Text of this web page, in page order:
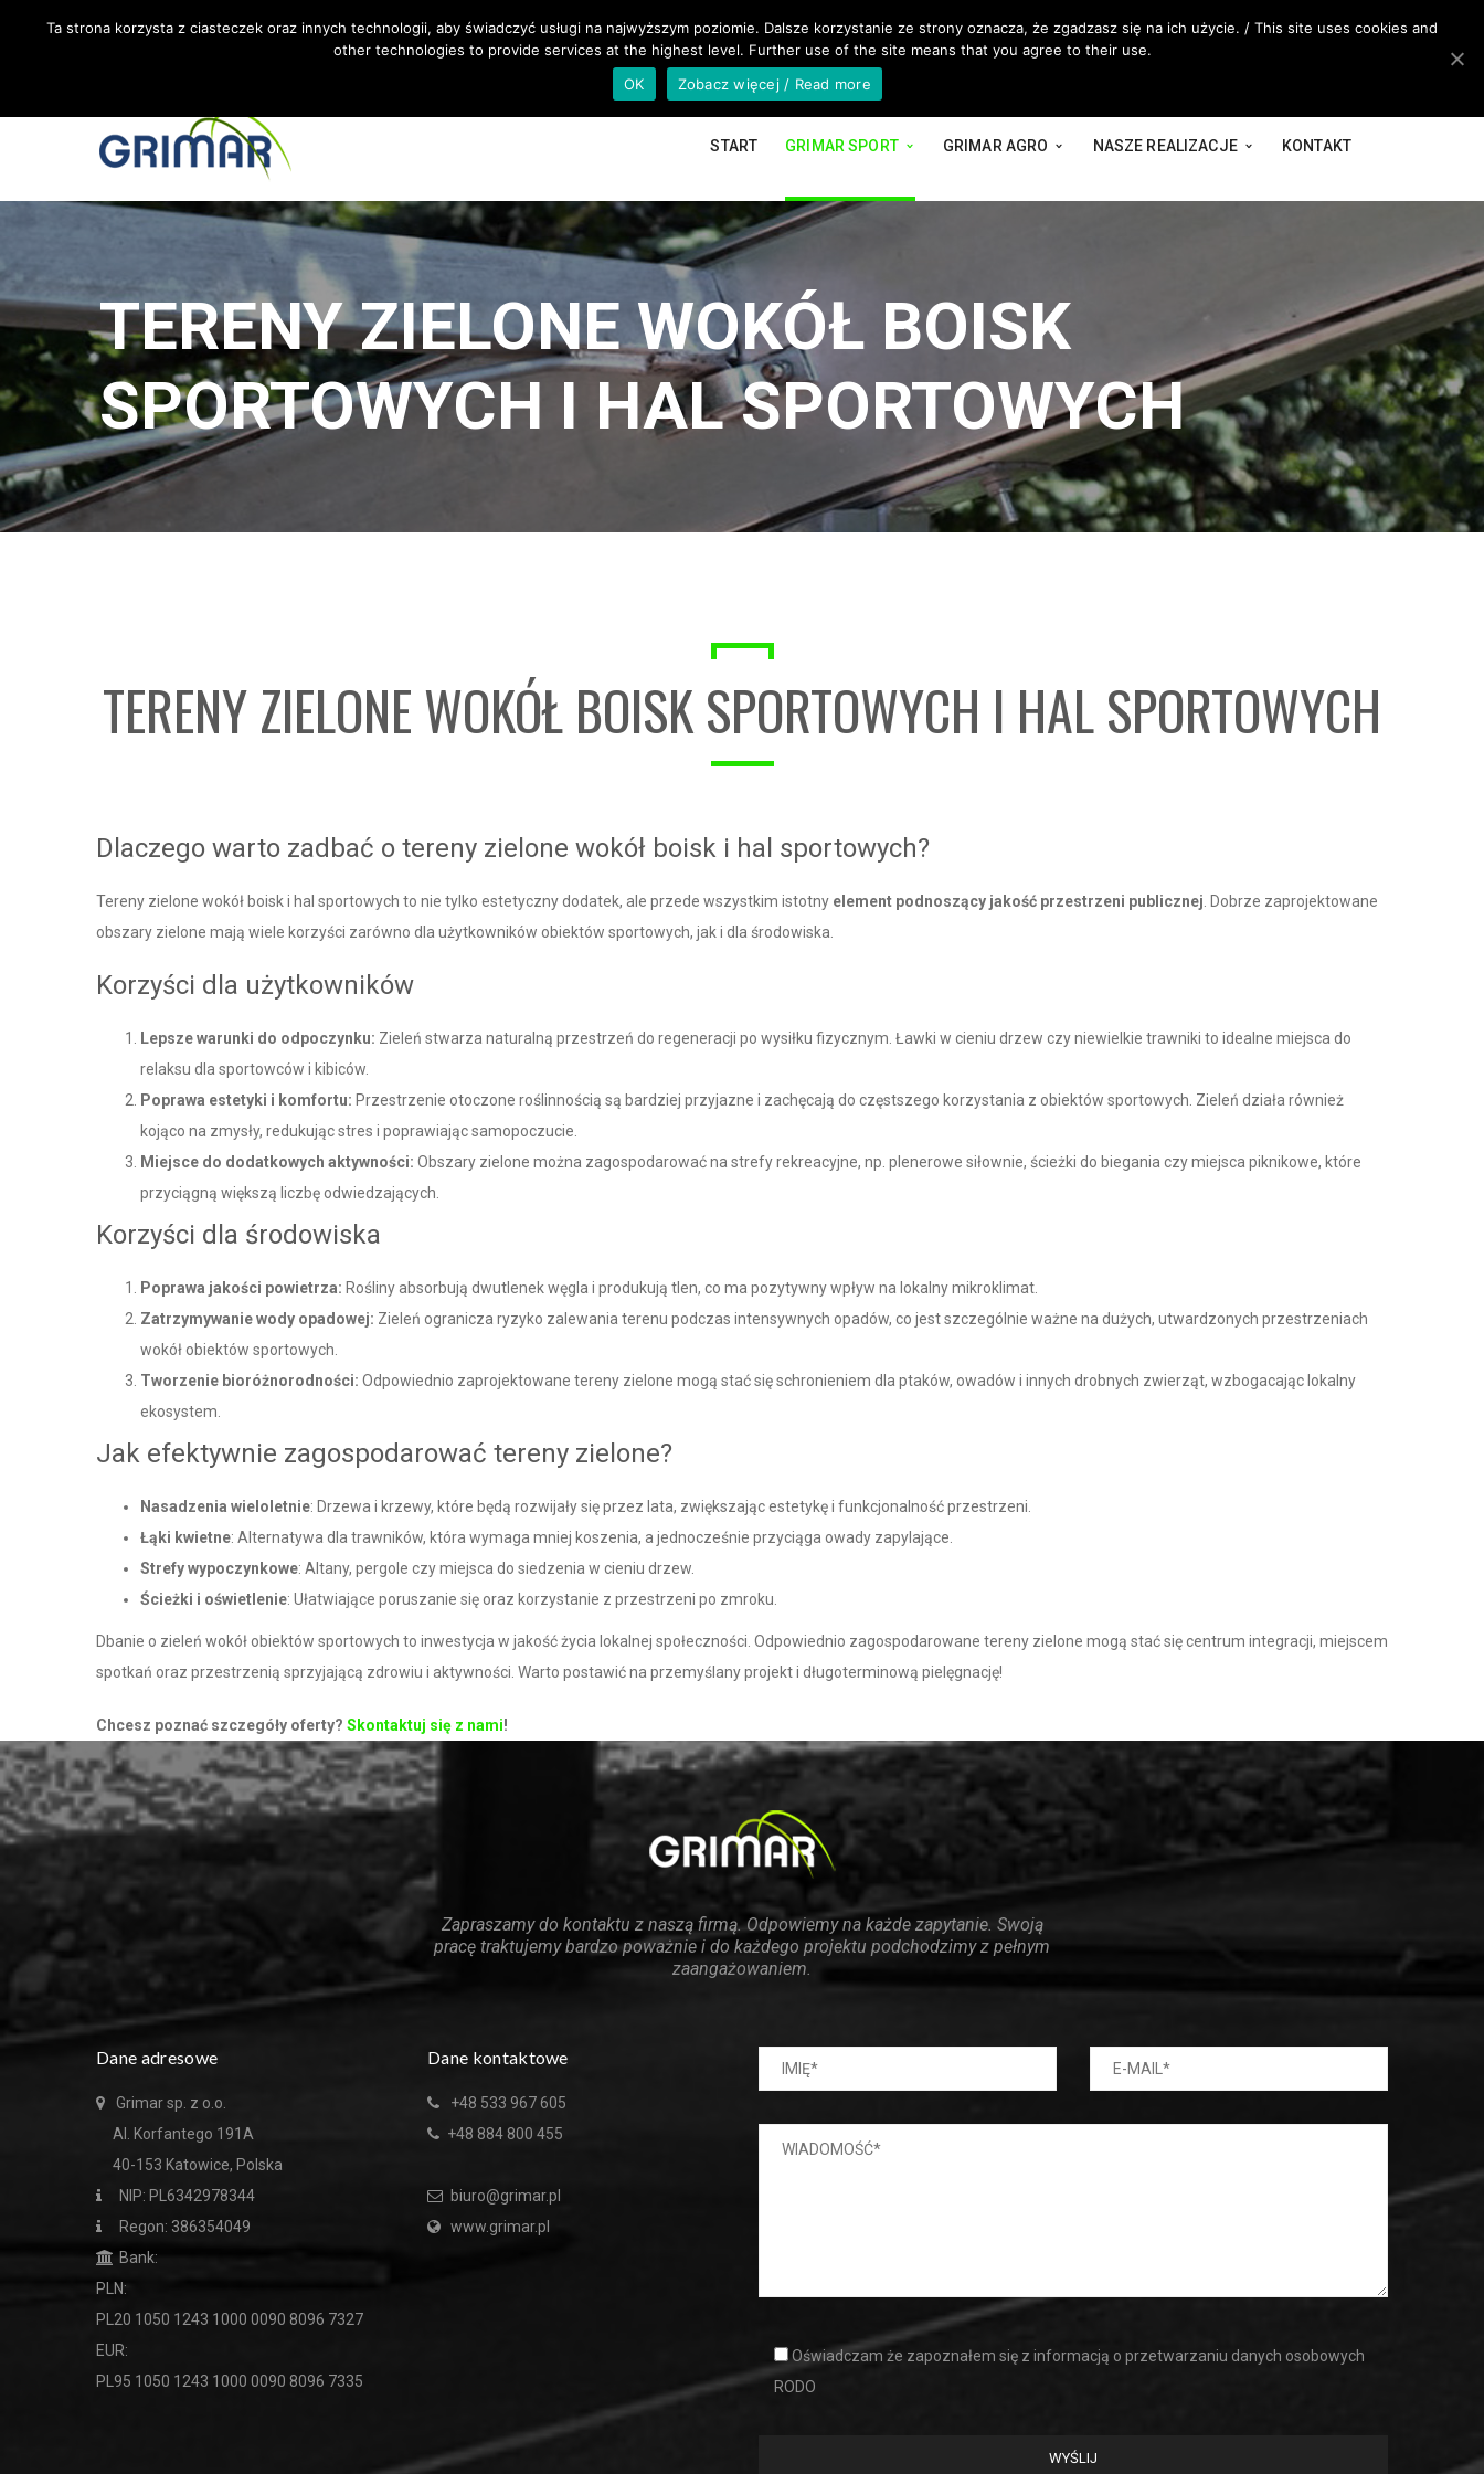
ZADZWOŃ +48 533 967 605 BIURO@GRIMAR.PL
START GRIMAR SPORT GRIMAR AGRO NASZE REALIZACJE KONTAKT
TERENY ZIELONE WOKÓŁ BOISK
SPORTOWYCH I HAL SPORTOWYCH
TERENY ZIELONE WOKÓŁ BOISK SPORTOWYCH I HAL SPORTOWYCH
Dlaczego warto zadbać o tereny zielone wokół boisk i hal sportowych?
Tereny zielone wokół boisk i hal sportowych to nie tylko estetyczny dodatek, ale przede wszystkim istotny element podnoszący jakość przestrzeni publicznej . Dobrze zaprojektowane
obszary zielone mają wiele korzyści zarówno dla użytkowników obiektów sportowych, jak i dla środowiska.
Korzyści dla użytkowników
Lepsze warunki do odpoczynku: Zieleń stwarza naturalną przestrzeń do regeneracji po wysiłku fizycznym. Ławki w cieniu drzew czy niewielkie trawniki to idealne miejsca do
relaksu dla sportowców i kibiców.
Poprawa estetyki i komfortu: Przestrzenie otoczone roślinnością są bardziej przyjazne i zachęcają do częstszego korzystania z obiektów sportowych. Zieleń działa również
kojąco na zmysły, redukując stres i poprawiając samopoczucie.
Miejsce do dodatkowych aktywności: Obszary zielone można zagospodarować na strefy rekreacyjne, np. plenerowe siłownie, ścieżki do biegania czy miejsca piknikowe, które
przyciągną większą liczbę odwiedzających.
Korzyści dla środowiska
Poprawa jakości powietrza: Rośliny absorbują dwutlenek węgla i produkują tlen, co ma pozytywny wpływ na lokalny mikroklimat.
Zatrzymywanie wody opadowej: Zieleń ogranicza ryzyko zalewania terenu podczas intensywnych opadów, co jest szczególnie ważne na dużych, utwardzonych przestrzeniach
wokół obiektów sportowych.
Tworzenie bioróżnorodności: Odpowiednio zaprojektowane tereny zielone mogą stać się schronieniem dla ptaków, owadów i innych drobnych zwierząt, wzbogacając lokalny
ekosystem.
Jak efektywnie zagospodarować tereny zielone?
Nasadzenia wieloletnie: Drzewa i krzewy, które będą rozwijały się przez lata, zwiększając estetykę i funkcjonalność przestrzeni.
Łąki kwietne: Alternatywa dla trawników, która wymaga mniej koszenia, a jednocześnie przyciąga owady zapylające.
Strefy wypoczynkowe: Altany, pergole czy miejsca do siedzenia w cieniu drzew.
Ścieżki i oświetlenie: Ułatwiające poruszanie się oraz korzystanie z przestrzeni po zmroku.
Dbanie o zieleń wokół obiektów sportowych to inwestycja w jakość życia lokalnej społeczności. Odpowiednio zagospodarowane tereny zielone mogą stać się centrum integracji, miejscem
spotkań oraz przestrzenią sprzyjającą zdrowiu i aktywności. Warto postawić na przemyślany projekt i długoterminową pielęgnację!
Chcesz poznać szczegóły oferty? Skontaktuj się z nami!
Zapraszamy do kontaktu z naszą firmą. Odpowiemy na każde zapytanie. Swoją
pracę traktujemy bardzo poważnie i do każdego projektu podchodzimy z pełnym
zaangażowaniem.
Dane adresowe
Grimar sp. z o.o.
Al. Korfantego 191A
40-153 Katowice, Polska
NIP: PL6342978344
Regon: 386354049
Bank:
PLN:
PL20 1050 1243 1000 0090 8096 7327
EUR:
PL95 1050 1243 1000 0090 8096 7335
Dane kontaktowe
+48 533 967 605
+48 884 800 455
biuro@grimar.pl
www.grimar.pl
Oświadczam że zapoznałem się z informacją o przetwarzaniu danych osobowych
RODO
Ta strona korzysta z ciasteczek oraz innych technologii, aby świadczyć usługi na najwyższym poziomie. Dalsze korzystanie ze strony oznacza, że zgadzasz się na ich użycie. / This site uses cookies and
other technologies to provide services at the highest level. Further use of the site means that you agree to their use.
OK
Zobacz więcej / Read more